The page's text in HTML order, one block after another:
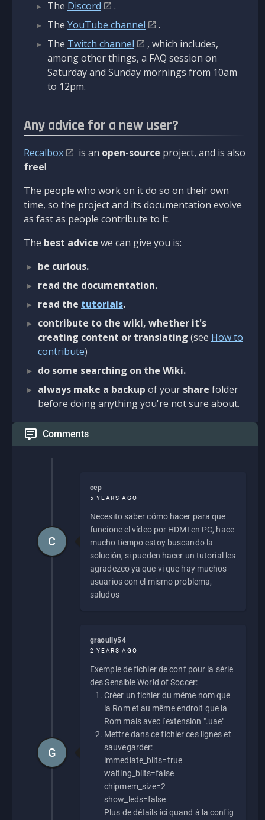
The Discord
.
The YouTube channel
.
The Twitch channel
, which includes,
among other things, a FAQ session on
Saturday and Sunday mornings from 10am
to 12pm.
Any advice for a new user?
Recalbox is an open-source project, and is also
free!
The people who work on it do so on their own
time, so the project and its documentation evolve
as fast as people contribute to it.
The best advice we can give you is:
be curious.
read the documentation.
read the tutorials.
contribute to the wiki, whether it's
creating content or translating (see How to
contribute)
do some searching on the Wiki.
always make a backup of your share folder
before doing anything you're not sure about.
Comments
cep
5 YEARS AGO
Necesito saber cómo hacer para que
funcione el vídeo por HDMI en PC, hace
mucho tiempo estoy buscando la
solución, si pueden hacer un tutorial les
agradezco ya que vi que hay muchos
usuarios con el mismo problema,
saludos
C
graoully54
2 YEARS AGO
Exemple de fichier de conf pour la série
des Sensible World of Soccer:
Créer un fichier du même nom que
la Rom et au même endroit que la
Rom mais avec l'extension ".uae"
Mettre dans ce fichier ces lignes et
sauvegarder:
immediate_blits=true
waiting_blits=false
chipmem_size=2
show_leds=false
Plus de détails ici quand à la config
G